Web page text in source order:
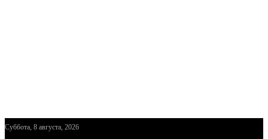
Суббота, 8 августа, 2026